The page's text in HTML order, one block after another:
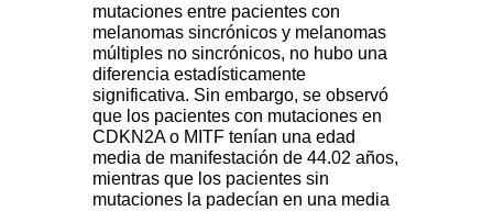
mutaciones entre pacientes con
melanomas sincrónicos y melanomas
múltiples no sincrónicos, no hubo una
diferencia estadísticamente
significativa. Sin embargo, se observó
que los pacientes con mutaciones en
CDKN2A o MITF tenían una edad
media de manifestación de 44.02 años,
mientras que los pacientes sin
mutaciones la padecían en una media